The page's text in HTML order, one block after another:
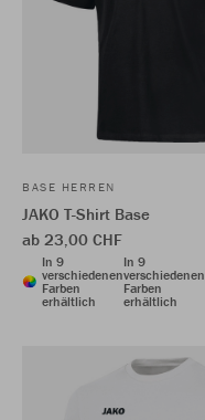
BASE HERREN
JAKO T-Shirt Base
ab 23,00 CHF
In 9
verschiedenen
Farben
erhältlich
In 9
verschiedenen
Farben
erhältlich